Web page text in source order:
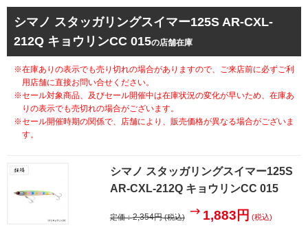
シマノ スタッガリングスイマー125S AR-CXL-
212Q キョウリンCC 015の店舗在庫
※在庫ありの表示でも売り切れの場合がありますので、ご来店前に必ずご利
用店舗に直接お問い合せください。
※セール対象商品、及びセール開催中は在庫状況の変化が早いため、在庫あ
りの表示でも売切れの場合がございます。
※セール開催時期の関係で、店舗により、販売価格が異なる場合がございま
す。
シマノ スタッガリングスイマー125S
AR-CXL-212Q キョウリンCC 015
定価：2,354円(税込) 1,883円 (税込)